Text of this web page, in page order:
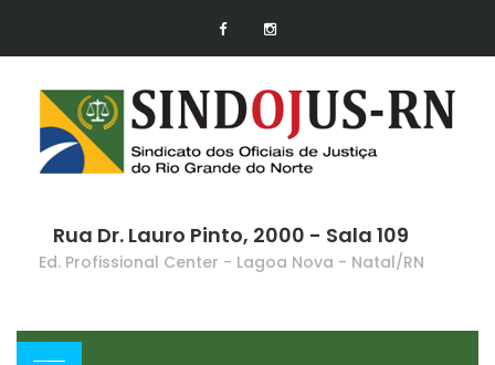
Rua Dr. Lauro Pinto, 2000 - Sala 109
Ed. Profissional Center - Lagoa Nova - Natal/RN